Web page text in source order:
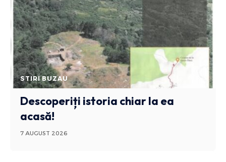
STIRI BUZAU
Descoperiți istoria chiar la ea
acasă!
7 AUGUST 2026